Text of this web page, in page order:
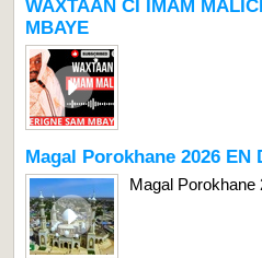
WAXTAAN CI IMAM
MBAYE
Magal Porokhane 2026 EN
Magal Porokhane